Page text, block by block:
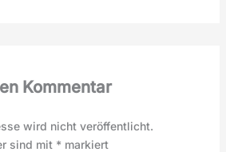
Kommentar
wird nicht veröffentlicht.
sind mit *markiert